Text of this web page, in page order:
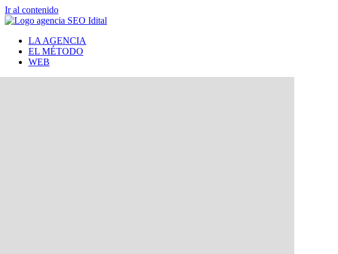
Ir al contenido
LA AGENCIA
EL MÉTODO
WEB